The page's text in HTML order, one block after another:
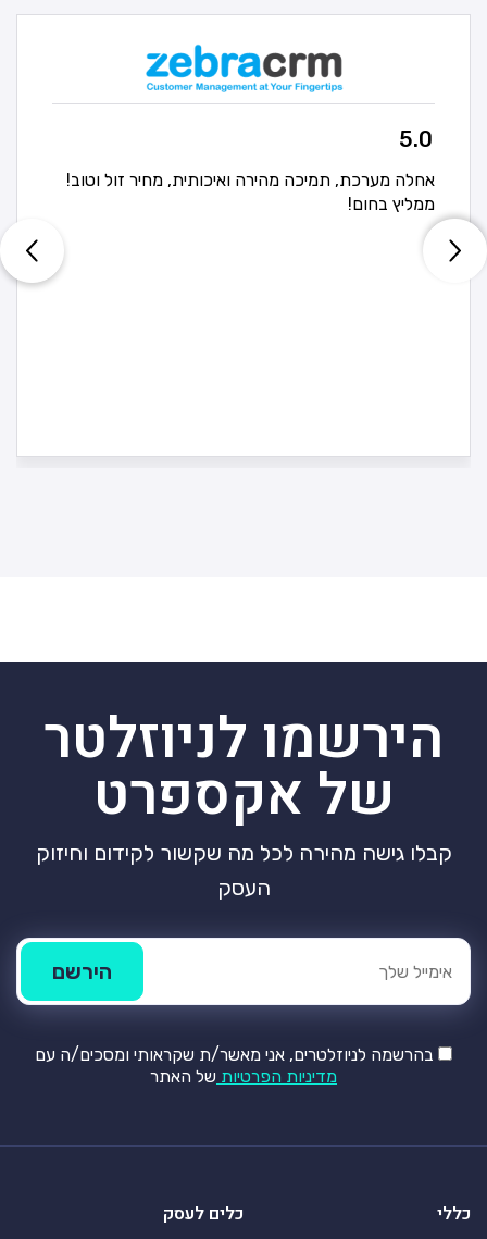
5.0
אחלה מערכת, תמיכה מהירה ואיכותית, מחיר זול וטוב!
ממליץ בחום!
הירשמו לניוזלטר
של אקספרט
קבלו גישה מהירה לכל מה שקשור לקידום וחיזוק
העסק
בהרשמה לניוזלטרים, אני מאשר/ת שקראותי ומסכים/ה עם
מדיניות הפרטיות של האתר
כללי כלים לעסק